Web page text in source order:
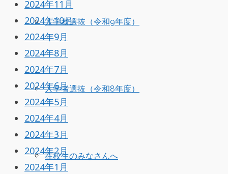
入学者選抜（令和9年度）
入学者選抜（令和8年度）
在校生のみなさんへ
2024年11月
2024年10月
2024年9月
2024年8月
2024年7月
2024年6月
2024年5月
2024年4月
2024年3月
2024年2月
2024年1月